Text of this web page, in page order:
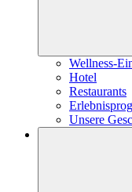
Wellness-
Hotel
Restaurants
Unsere